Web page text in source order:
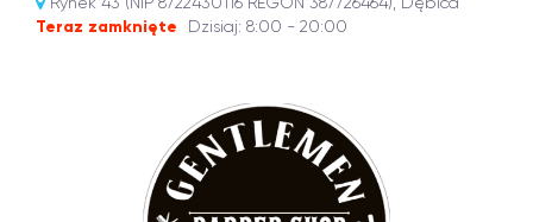
Teraz zamknięte Dzisiaj: 8:00 - 20:00